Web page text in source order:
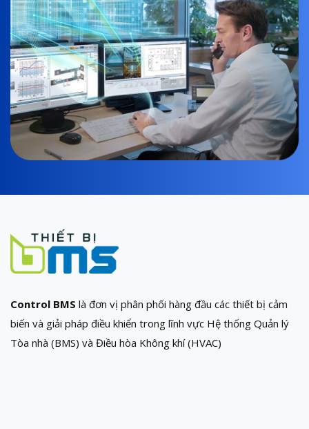
Control BMS là đơn vị phân phối hàng đầu các thiết bị cảm
biến và giải pháp điều khiển trong lĩnh vực Hệ thống Quản lý
Tòa nhà (BMS) và Điều hòa Không khí (HVAC)